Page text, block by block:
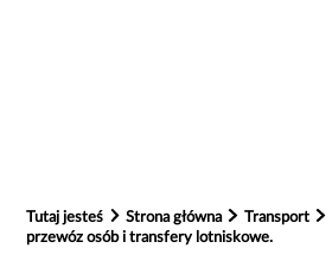
Tutaj jesteś Strona główna Transport
przewóz osób i transfery lotniskowe.